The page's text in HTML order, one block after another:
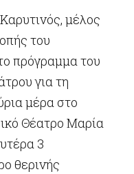
μέλος
του
πρόγραμμα του
για τη
μέρα στο
Θέατρο Μαρία
3
θερινής